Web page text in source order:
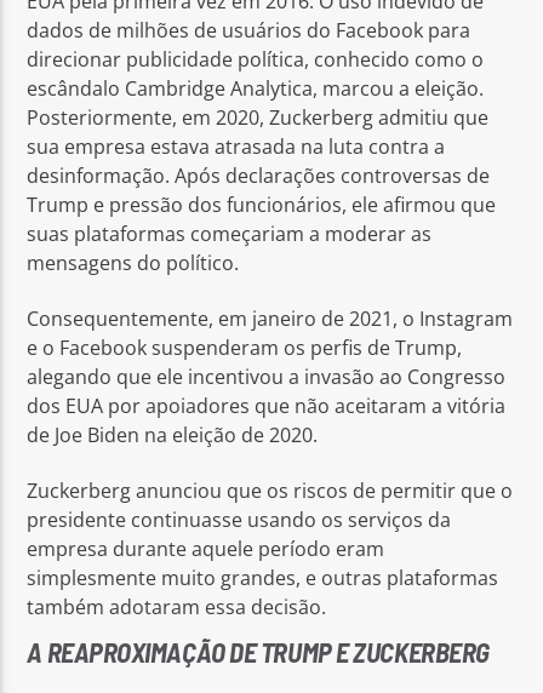
dados de milhões de usuários do Facebook para
direcionar publicidade política, conhecido como o
escândalo Cambridge Analytica, marcou a eleição.
Posteriormente, em 2020, Zuckerberg admitiu que
sua empresa estava atrasada na luta contra a
desinformação. Após declarações controversas de
Trump e pressão dos funcionários, ele afirmou que
suas plataformas começariam a moderar as
mensagens do político.
Consequentemente, em janeiro de 2021, o Instagram
e o Facebook suspenderam os perfis de Trump,
alegando que ele incentivou a invasão ao Congresso
dos EUA por apoiadores que não aceitaram a vitória
de Joe Biden na eleição de 2020.
Zuckerberg anunciou que os riscos de permitir que o
presidente continuasse usando os serviços da
empresa durante aquele período eram
simplesmente muito grandes, e outras plataformas
também adotaram essa decisão.
A REAPROXIMAÇÃO DE TRUMP E ZUCKERBERG